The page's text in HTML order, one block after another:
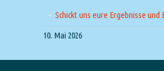
Schickt uns eure Ergebnisse und
10. Mai 2026